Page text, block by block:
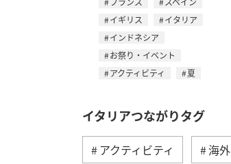
イギリス
イタリア
インドネシア
お祭り・イベント
アクティビティ
夏
イタリアつながりタグ
アクティビティ 海外